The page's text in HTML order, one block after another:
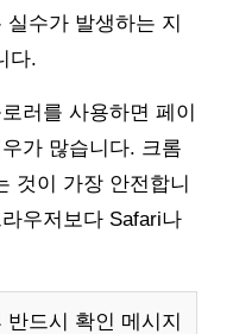
수가 발생하는 지
다.
러를 사용하면 페이
가 많습니다. 크롬
것이 가장 안전합니
우저보다 Safari나
반드시 확인 메시지